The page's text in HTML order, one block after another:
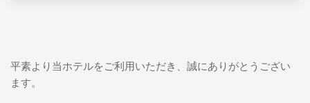
平素より当ホテルをご利用いただき、誠にありがとうござい
ます。